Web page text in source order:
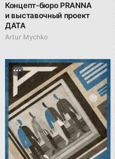
Концепт-бюро PRANNA
и выставочный проект
ДАТА
Artur Mychko